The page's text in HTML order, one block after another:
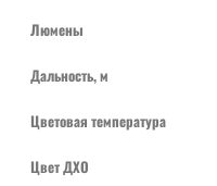
Люмены
Дальность, м
Цветовая температура
Цвет ДХО